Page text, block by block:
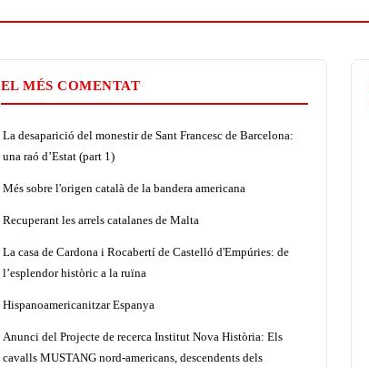
EL MÉS COMENTAT
La desaparició del monestir de Sant Francesc de Barcelona:
una raó d’Estat (part 1)
Més sobre l'origen català de la bandera americana
Recuperant les arrels catalanes de Malta
La casa de Cardona i Rocabertí de Castelló d'Empúries: de
l’esplendor històric a la ruïna
Hispanoamericanitzar Espanya
Anunci del Projecte de recerca Institut Nova Història: Els
cavalls MUSTANG nord-americans, descendents dels